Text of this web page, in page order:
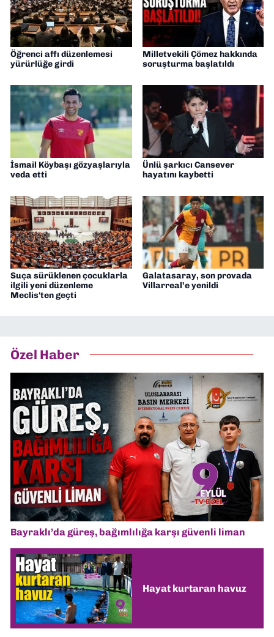
Öğrenci affı düzenlemesi
yürürlüğe girdi
Milletvekili Çömez hakkında
soruşturma başlatıldı
İsmail Köybaşı gözyaşlarıyla
veda etti
Ünlü şarkıcı Cansever
hayatını kaybetti
Suça sürüklenen çocuklarla
ilgili yeni düzenleme
Meclis'ten geçti
Galatasaray, son provada
Villarreal’e yenildi
Özel Haber
Bayraklı’da güreş, bağımlılığa karşı güvenli liman
Hayat kurtaran havuz